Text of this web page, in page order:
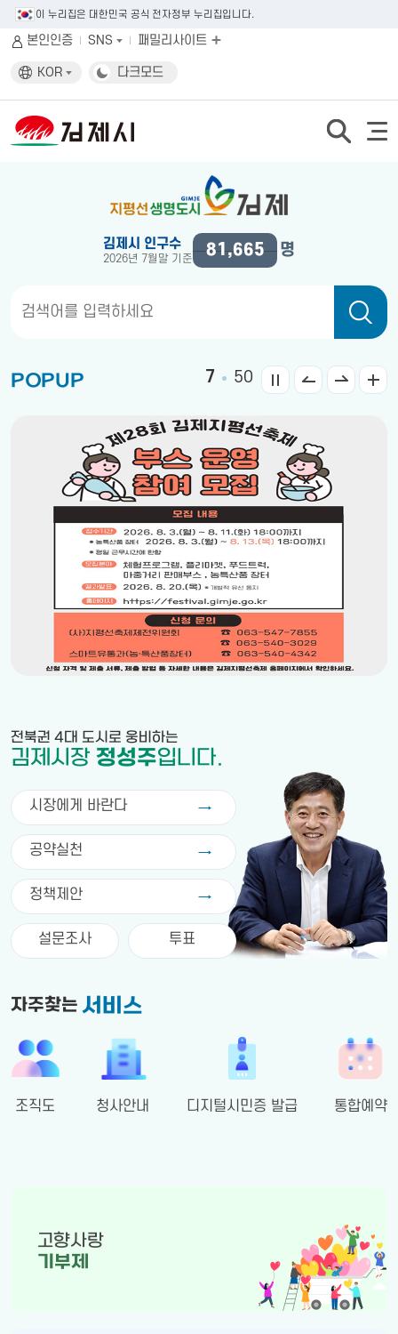
이 누리집은 대한민국 공식 전자정부 누리집입니다.
본인인증 SNS 패밀리사이트
KOR 다크모드
김제시 인구수
2026년 7월말 기준 81,665 명
POPUP 7 50
전북권 4대 도시로 웅비하는
김제시장 정성주입니다.
시장에게 바란다
공약실천
정책제안
설문조사 투표
자주찾는 서비스
조직도 청사안내 디지털시민증 발급 통합예약
고향사랑
기부제